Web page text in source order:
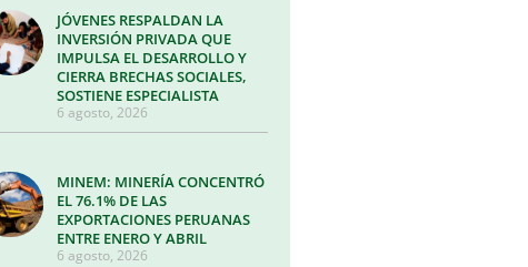
JÓVENES RESPALDAN LA
INVERSIÓN PRIVADA QUE
IMPULSA EL DESARROLLO Y
CIERRA BRECHAS SOCIALES,
SOSTIENE ESPECIALISTA
6 agosto, 2026
MINEM: MINERÍA CONCENTRÓ
EL 76.1% DE LAS
EXPORTACIONES PERUANAS
ENTRE ENERO Y ABRIL
6 agosto, 2026